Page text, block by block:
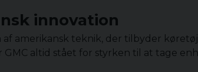
innovation
af amerikansk teknik, der tilbyder
altid stået for styrken til at tage